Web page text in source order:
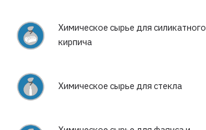
Химическое сырье для силикатного
кирпича
Химическое сырье для стекла